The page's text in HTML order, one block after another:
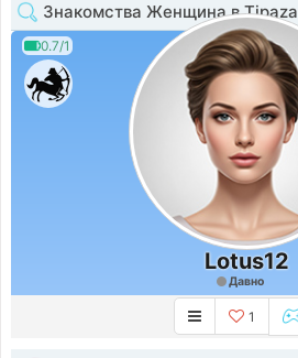
Знакомства Женщина в Tipaza
0.7/1
Lotus12
Давно
1